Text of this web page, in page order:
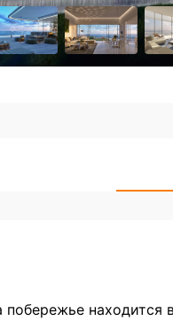
находится